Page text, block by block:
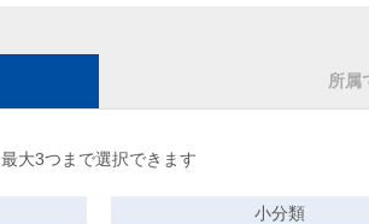
所属
最大3つまで選択できます
小分類